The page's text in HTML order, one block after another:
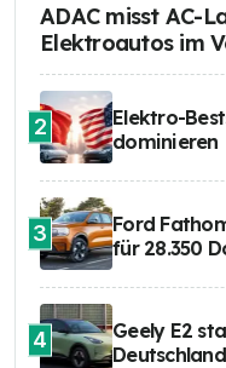
ADAC misst AC-
Elektroautos im
2
Elektro-
dominieren
3
Ford
für 28.350
4
Geely E2
Deutschland